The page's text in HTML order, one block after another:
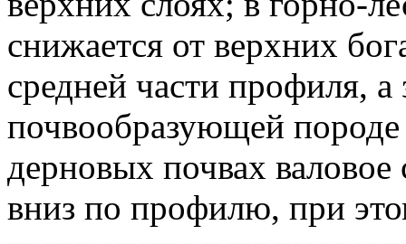
снижается от верхних
средней части профиля,
почвообразующей
дерновых почвах
вниз по профилю, при